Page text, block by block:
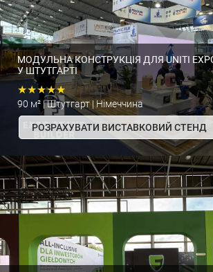
МОДУЛЬНА КОНСТРУКЦІЯ ДЛЯ UNITI
У ШТУТГАРТІ
★★★★★
90 м² | Штутгарт | Німеччина
РОЗРАХУВАТИ ВИСТАВКОВИЙ СТЕНД